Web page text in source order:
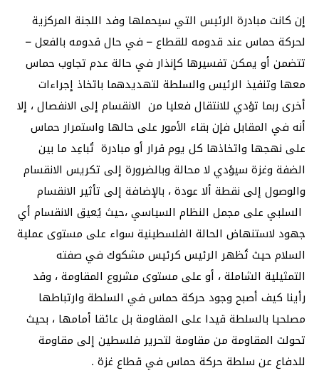
إن كانت مبادرة الرئيس التي سيحملها وفد اللجنة المركزية
لحركة حماس عند قدومه للقطاع – في حال قدومه بالفعل –
تتضمن أو يمكن تفسيرها كإنذار في حالة عدم تجاوب حماس
معها وتنفيذ الرئيس والسلطة لتهديدهما باتخاذ إجراءات
أخرى ربما تؤدي للانتقال فعليا من الانقسام إلى الانفصال ، إلا
أنه في المقابل فإن بقاء الأمور على حالها واستمرار حماس
على نهجها واتخاذها كل يوم قرار أو مبادرة تُباعِد ما بين
الضفة وغزة سيؤدي لا محالة وبالضرورة إلى تكريس الانقسام
والوصول إلى نقطة ألا عودة ، بالإضافة إلى تأثير الانقسام
السلبي على مجمل النظام السياسي ،حيث يُعيق الانقسام أي
جهود لاستنهاض الحالة الفلسطينية سواء على مستوى عملية
السلام حيث تُظهر الرئيس كرئيس مشكوك في صفته
التمثيلية الشاملة ، أو على مستوى مشروع المقاومة ، وقد
رأينا كيف أصبح وجود حركة حماس في السلطة وارتباطها
مصلحيا بالسلطة قيدا على المقاومة بل عائقا أمامها ، بحيث
تحولت المقاومة من مقاومة لتحرير فلسطين إلى مقاومة
للدفاع عن سلطة حركة حماس في قطاع غزة .